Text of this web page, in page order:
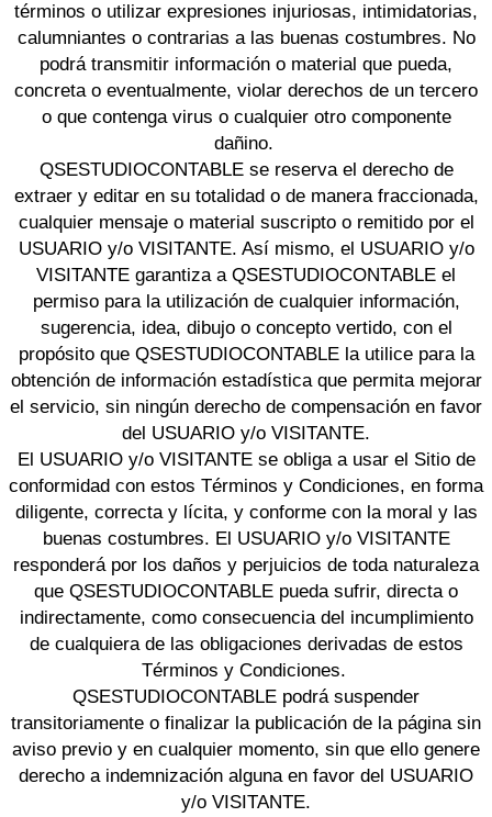
términos o utilizar expresiones injuriosas, intimidatorias,
calumniantes o contrarias a las buenas costumbres. No
podrá transmitir información o material que pueda,
concreta o eventualmente, violar derechos de un tercero
o que contenga virus o cualquier otro componente
dañino.
QSESTUDIOCONTABLE se reserva el derecho de
extraer y editar en su totalidad o de manera fraccionada,
cualquier mensaje o material suscripto o remitido por el
USUARIO y/o VISITANTE. Así mismo, el USUARIO y/o
VISITANTE garantiza a QSESTUDIOCONTABLE el
permiso para la utilización de cualquier información,
sugerencia, idea, dibujo o concepto vertido, con el
propósito que QSESTUDIOCONTABLE la utilice para la
obtención de información estadística que permita mejorar
el servicio, sin ningún derecho de compensación en favor
del USUARIO y/o VISITANTE.
El USUARIO y/o VISITANTE se obliga a usar el Sitio de
conformidad con estos Términos y Condiciones, en forma
diligente, correcta y lícita, y conforme con la moral y las
buenas costumbres. El USUARIO y/o VISITANTE
responderá por los daños y perjuicios de toda naturaleza
que QSESTUDIOCONTABLE pueda sufrir, directa o
indirectamente, como consecuencia del incumplimiento
de cualquiera de las obligaciones derivadas de estos
Términos y Condiciones.
QSESTUDIOCONTABLE podrá suspender
transitoriamente o finalizar la publicación de la página sin
aviso previo y en cualquier momento, sin que ello genere
derecho a indemnización alguna en favor del USUARIO
y/o VISITANTE.